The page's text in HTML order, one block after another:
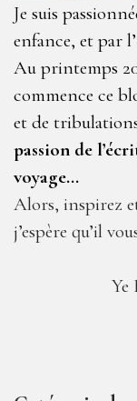
Je suis
enfance, et par l’
Au printemps
commence ce
et de
passion de
voyage…
Alors, inspirez
j’espère qu’il
Ye